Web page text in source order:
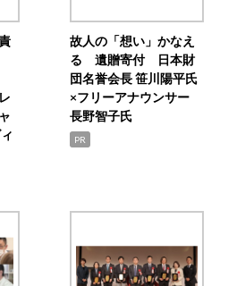
故人の「想い」かなえ
る 遺贈寄付 日本財
団名誉会長 笹川陽平氏
×フリーアナウンサー
長野智子氏
PR